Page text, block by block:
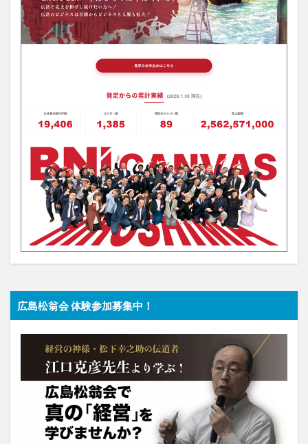
広島松翁会 体験参加募集中！